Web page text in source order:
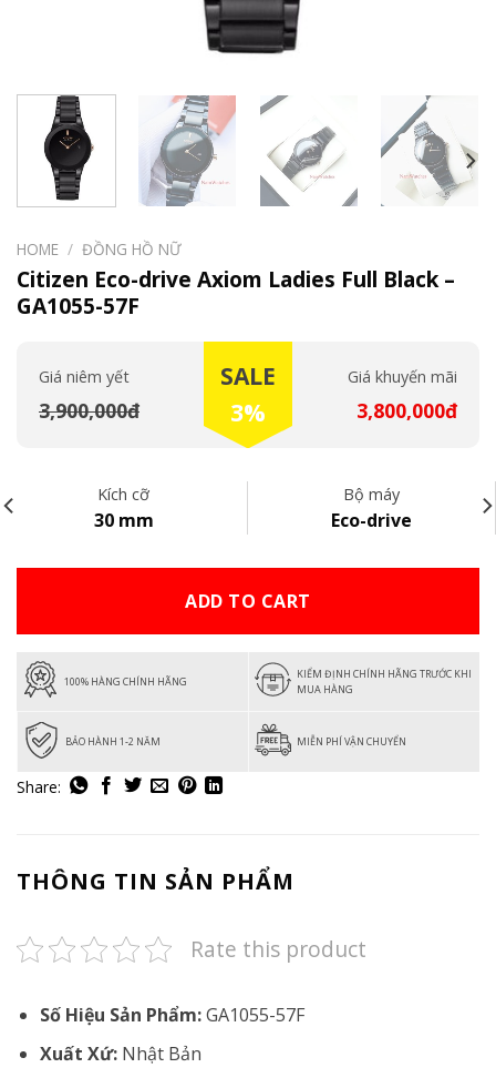
HOME / ĐỒNG HỒ NỮ
Citizen Eco-drive Axiom Ladies Full Black –
GA1055-57F
Giá niêm yết
3,900,000đ
Giá khuyến mãi
3,800,000đ
SALE
3%
Kích cỡ
30 mm
Bộ máy
Eco-drive
ADD TO CART
100% HÀNG CHÍNH HÃNG
KIỂM ĐỊNH CHÍNH HÃNG TRƯỚC KHI
MUA HÀNG
BẢO HÀNH 1-2 NĂM MIỄN PHÍ VẬN CHUYỂN
THÔNG TIN SẢN PHẨM
Rate this product
Số Hiệu Sản Phẩm:GA1055-57F
Xuất Xứ:Nhật Bản